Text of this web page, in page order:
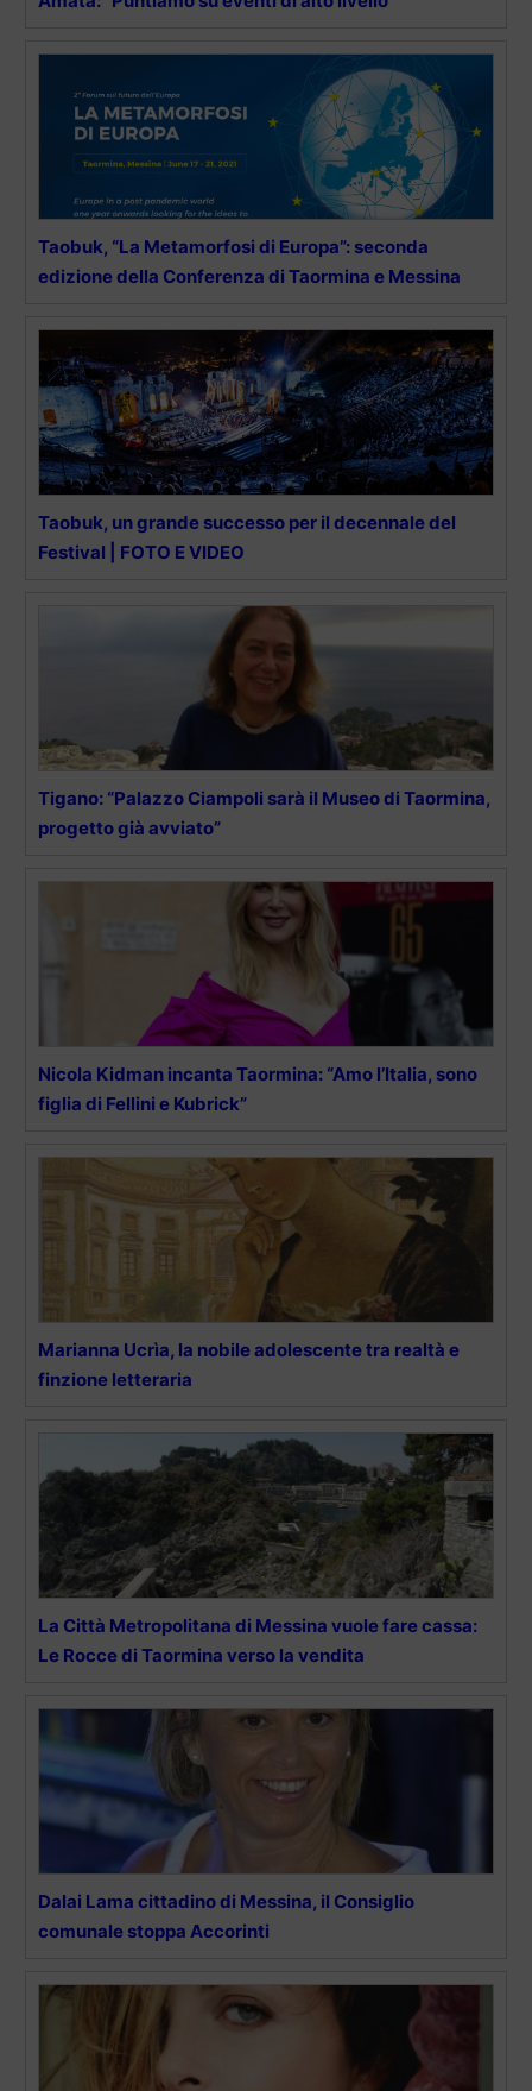
Taobuk, “La Metamorfosi di Europa”: seconda
edizione della Conferenza di Taormina e Messina​
Taobuk, un grande successo per il decennale del
Festival | FOTO E VIDEO
Tigano: “Palazzo Ciampoli sarà il Museo di Taormina,
progetto già avviato”
Nicola Kidman incanta Taormina: “Amo l’Italia, sono
figlia di Fellini e Kubrick”
Marianna Ucrìa, la nobile adolescente tra realtà e
finzione letteraria
La Città Metropolitana di Messina vuole fare cassa:
Le Rocce di Taormina verso la vendita
Dalai Lama cittadino di Messina, il Consiglio
comunale stoppa Accorinti